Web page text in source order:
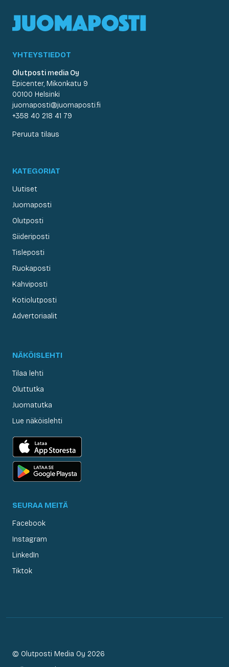
YHTEYSTIEDOT
Olutposti media Oy
Epicenter, Mikonkatu 9
00100 Helsinki
juomaposti@juomaposti.fi
+358 40 218 41 79
Peruuta tilaus
KATEGORIAT
Uutiset
Juomaposti
Olutposti
Siideriposti
Tisleposti
Ruokaposti
Kahviposti
Kotiolutposti
Advertoriaalit
NÄKÖISLEHTI
Tilaa lehti
Oluttutka
Juomatutka
Lue näköislehti
SEURAA MEITÄ
Facebook
Instagram
LinkedIn
Tiktok
© Olutposti Media Oy 2026